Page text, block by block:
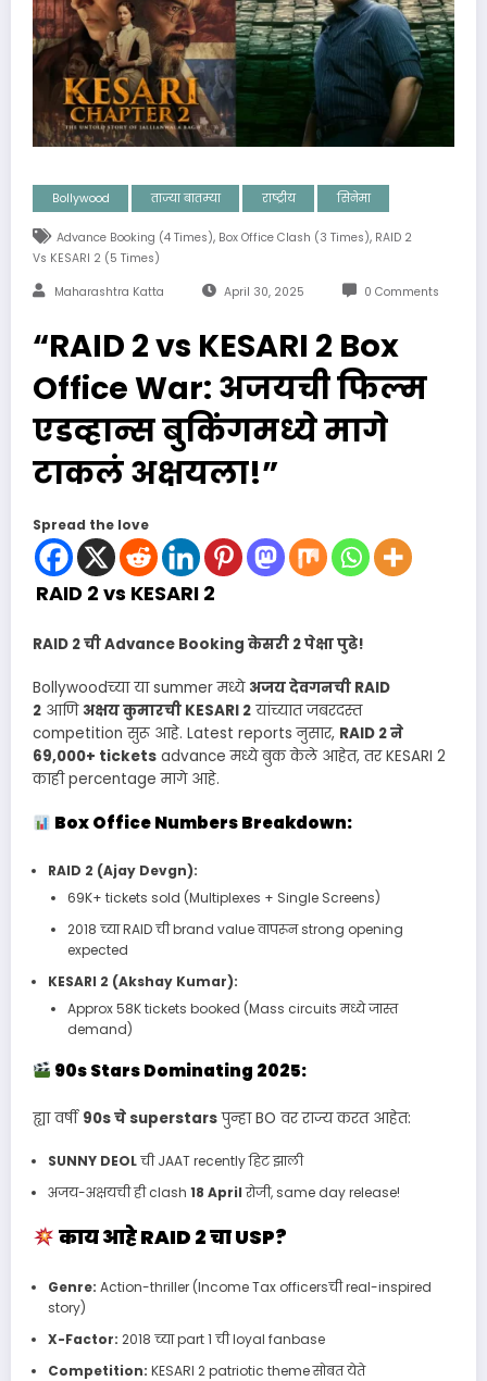
Bollywood ताज्या बातम्या राष्ट्रीय सिनेमा
Advance Booking (4 Times), Box Office Clash (3 Times), RAID 2
Vs KESARI 2 (5 Times)
Maharashtra Katta April 30, 2025 0 Comments
“RAID 2 vs KESARI 2 Box
Office War: अजयची फिल्म
एडव्हान्स बुकिंगमध्ये मागे
टाकलं अक्षयला!”
Spread the love
RAID 2 vs KESARI 2
RAID 2 ची Advance Booking केसरी 2 पेक्षा पुढे!
Bollywoodच्या या summer मध्ये अजय देवगनची RAID
2 आणि अक्षय कुमारची KESARI 2 यांच्यात जबरदस्त
competition सुरू आहे. Latest reports नुसार, RAID 2 ने
69,000+ tickets advance मध्ये बुक केले आहेत, तर KESARI 2
काही percentage मागे आहे.
Box Office Numbers Breakdown:
RAID 2 (Ajay Devgn):
69K+ tickets sold (Multiplexes + Single Screens)
2018 च्या RAID ची brand value वापरून strong opening
expected
KESARI 2 (Akshay Kumar):
Approx 58K tickets booked (Mass circuits मध्ये जास्त
demand)
90s Stars Dominating 2025:
ह्या वर्षी 90s चे superstarsपुन्हा BO वर राज्य करत आहेत:
SUNNY DEOLची JAAT recently हिट झाली
अजय-अक्षयची ही clash 18 Aprilरोजी, same day release!
काय आहे RAID 2 चा USP?
Genre: Action-thriller (Income Tax officersची real-inspired
story)
X-Factor: 2018 च्या part 1 ची loyal fanbase
Competition: KESARI 2 patriotic theme सोबत येते